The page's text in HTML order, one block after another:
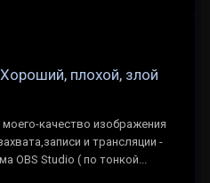
плохой, злой
качество изображения
и трансляции -
OBS Studio ( по тонкой...